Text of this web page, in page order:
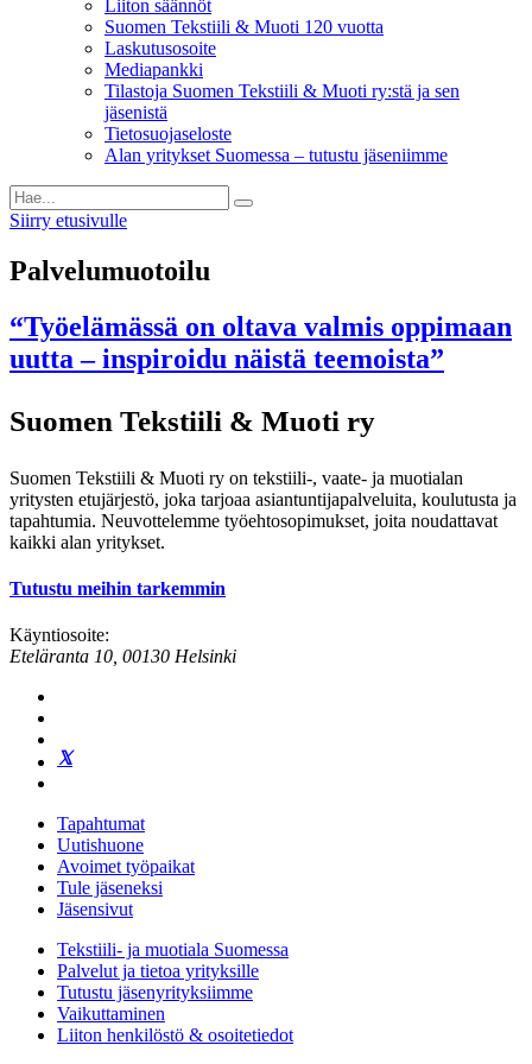
Liiton säännöt
Suomen Tekstiili & Muoti 120 vuotta
Laskutusosoite
Mediapankki
Tilastoja Suomen Tekstiili & Muoti ry:stä ja sen
jäsenistä
Tietosuojaseloste
Alan yritykset Suomessa – tutustu jäseniimme
Siirry etusivulle
Palvelumuotoilu
“Työelämässä on oltava valmis oppimaan
uutta – inspiroidu näistä teemoista”
Suomen Tekstiili & Muoti ry
Suomen Tekstiili & Muoti ry on tekstiili-, vaate- ja muotialan
yritysten etujärjestö, joka tarjoaa asiantuntijapalveluita, koulutusta ja
tapahtumia. Neuvottelemme työehtosopimukset, joita noudattavat
kaikki alan yritykset.
Tutustu meihin tarkemmin
Käyntiosoite:
Eteläranta 10, 00130 Helsinki
Tapahtumat
Uutishuone
Avoimet työpaikat
Tule jäseneksi
Jäsensivut
Tekstiili- ja muotiala Suomessa
Palvelut ja tietoa yrityksille
Tutustu jäsenyrityksiimme
Vaikuttaminen
Liiton henkilöstö & osoitetiedot